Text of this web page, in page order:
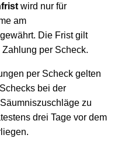
wird nur für
am
Die Frist gilt
per Scheck.
per Scheck gelten
bei der
zu
drei Tage vor dem